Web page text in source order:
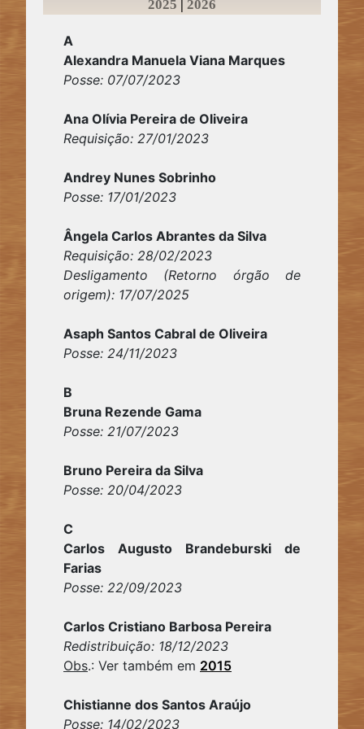
2025 2026
A
Alexandra Manuela Viana Marques
Posse: 07/07/2023
Ana Olívia Pereira de Oliveira
Requisição: 27/01/2023
Andrey Nunes Sobrinho
Posse: 17/01/2023
Ângela Carlos Abrantes da Silva
Requisição: 28/02/2023
Desligamento (Retorno órgão de
origem): 17/07/2025
Asaph Santos Cabral de Oliveira
Posse: 24/11/2023
B
Bruna Rezende Gama
Posse: 21/07/2023
Bruno Pereira da Silva
Posse: 20/04/2023
C
Carlos Augusto Brandeburski de
Farias
Posse: 22/09/2023
Carlos Cristiano Barbosa Pereira
Redistribuição: 18/12/2023
Obs.: Ver também em 2015
Chistianne dos Santos Araújo
Posse: 14/02/2023